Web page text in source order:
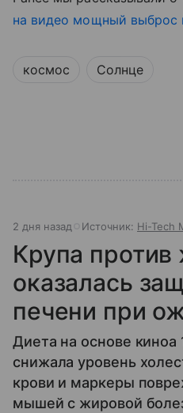
на видео мощный выброс
космос Солнце
2 дня назад Источник: Hi-Tech
Крупа
оказалась
печени при
Диета на основе
снижала уровень
крови и маркеры
мышей с жировой